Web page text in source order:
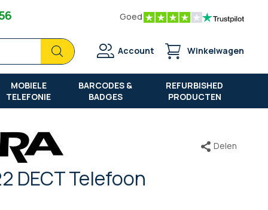
Goed
Zoek
Zoek
Account Winkelwagen
MOBIELE
TELEFONIE
BARCODES &
BADGES
REFURBISHED
PRODUCTEN
DECT Telefoon
Delen